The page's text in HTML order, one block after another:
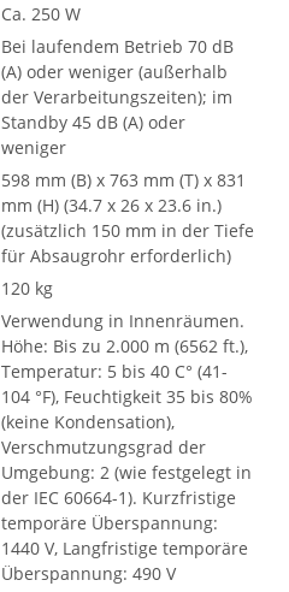
Ca. 250 W
Bei laufendem Betrieb 70 dB
(A) oder weniger (außerhalb
der Verarbeitungszeiten); im
Standby 45 dB (A) oder
weniger
598 mm (B) x 763 mm (T) x 831
mm (H) (34.7 x 26 x 23.6 in.)
(zusätzlich 150 mm in der Tiefe
für Absaugrohr erforderlich)
120 kg
Verwendung in Innenräumen.
Höhe: Bis zu 2.000 m (6562 ft.),
Temperatur: 5 bis 40 C° (41-
104 °F), Feuchtigkeit 35 bis 80%
(keine Kondensation),
Verschmutzungsgrad der
Umgebung: 2 (wie festgelegt in
der IEC 60664-1). Kurzfristige
temporäre Überspannung:
1440 V, Langfristige temporäre
Überspannung: 490 V